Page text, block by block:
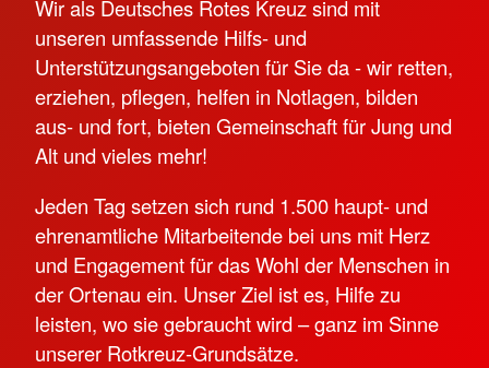
Wir als Deutsches Rotes Kreuz sind mit
unseren umfassende Hilfs- und
Unterstützungsangeboten für Sie da - wir retten,
erziehen, pflegen, helfen in Notlagen, bilden
aus- und fort, bieten Gemeinschaft für Jung und
Alt und vieles mehr!
Jeden Tag setzen sich rund 1.500 haupt- und
ehrenamtliche Mitarbeitende bei uns mit Herz
und Engagement für das Wohl der Menschen in
der Ortenau ein. Unser Ziel ist es, Hilfe zu
leisten, wo sie gebraucht wird – ganz im Sinne
unserer Rotkreuz-Grundsätze.